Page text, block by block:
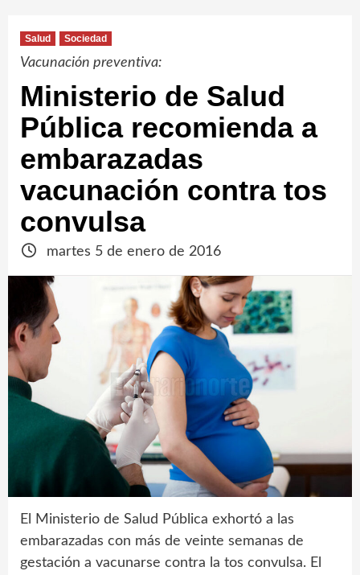
Salud Sociedad
Vacunación preventiva:
Ministerio de Salud
Pública recomienda a
embarazadas
vacunación contra tos
convulsa
martes 5 de enero de 2016
El Ministerio de Salud Pública exhortó a las
embarazadas con más de veinte semanas de
gestación a vacunarse contra la tos convulsa. El